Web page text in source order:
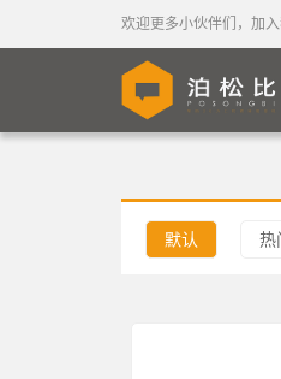
欢迎更多小伙伴们，加入
默认 热